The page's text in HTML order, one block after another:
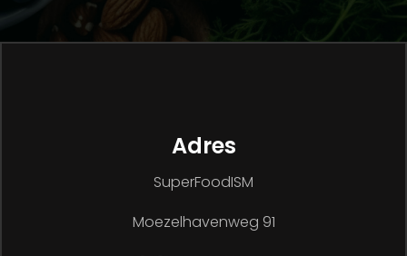
Adres
SuperFoodISM
Moezelhavenweg 91